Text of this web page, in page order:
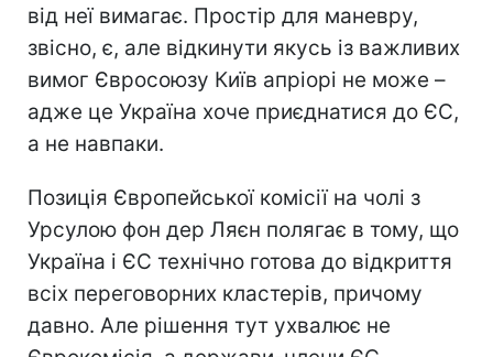
від неї вимагає. Простір для маневру,
звісно, є, але відкинути якусь із важливих
вимог Євросоюзу Київ апріорі не може –
адже це Україна хоче приєднатися до ЄС,
а не навпаки.
Позиція Європейської комісії на чолі з
Урсулою фон дер Ляєн полягає в тому, що
Україна і ЄС технічно готова до відкриття
всіх переговорних кластерів, причому
давно. Але рішення тут ухвалює не